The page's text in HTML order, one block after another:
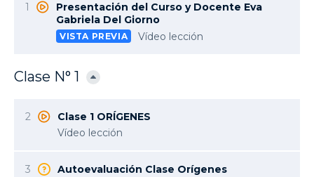
1
Presentación del Curso y Docente Eva
Gabriela Del Giorno
VISTA PREVIA Vídeo lección
Clase N° 1
2
Clase 1 ORÍGENES
Vídeo lección
3
Autoevaluación Clase Orígenes